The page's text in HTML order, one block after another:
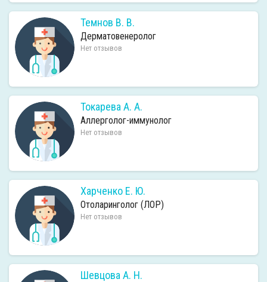
Темнов В. В.
Дерматовенеролог
Нет отзывов
Токарева А. А.
Аллерголог-иммунолог
Нет отзывов
Харченко Е. Ю.
Отоларинголог (ЛОР)
Нет отзывов
Шевцова А. Н.